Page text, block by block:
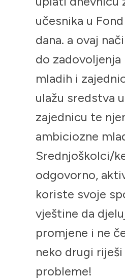
učesnika u
dana. a ovaj
do
mladih i
ulažu sredstva
zajednicu te
ambiciozne
Srednjoškolci/
odgovorno,
koriste svoje
vještine da
promjene i ne
neko drugi
probleme!